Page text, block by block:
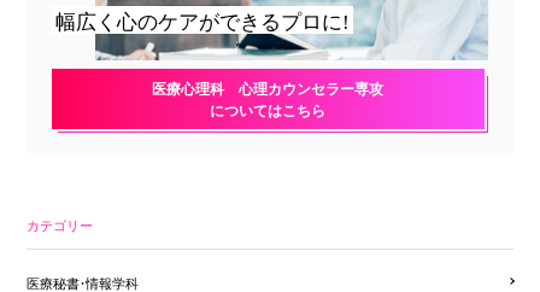
幅広く心のケアができるプロに!
医療心理科 心理カウンセラー専攻
についてはこちら
カテゴリー
医療秘書・情報学科